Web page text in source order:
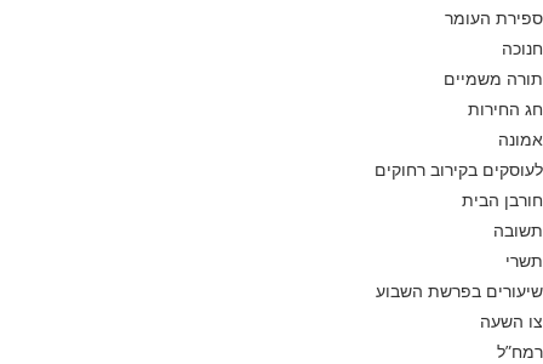
ספירת העומר
חנוכה
תורה משמיים
חג החירות
אמונה
לעוסקים בקירוב רחוקים
חורבן הבית
תשובה
תשרי
שיעורים בפרשת השבוע
צו השעה
רמח”ל